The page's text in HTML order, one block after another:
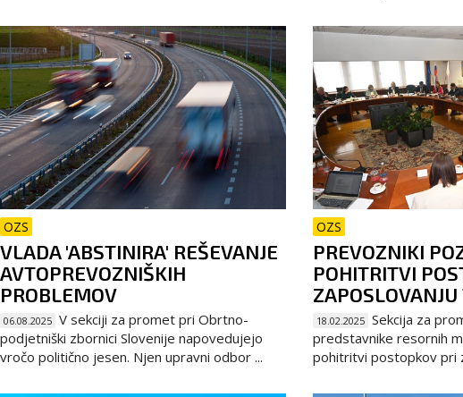
OZS
VLADA 'ABSTINIRA' REŠEVANJE
AVTOPREVOZNIŠKIH
PROBLEMOV
06.08.2025 V sekciji za promet pri Obrtno-
podjetniški zbornici Slovenije napovedujejo
vročo politično jesen. Njen upravni odbor ...
OZS
PREVOZNIKI
POHITRITVI
ZAPOSLOVANJU
18.02.2025 Sekcija za
predstavnike resornih
pohitritvi postopkov pri